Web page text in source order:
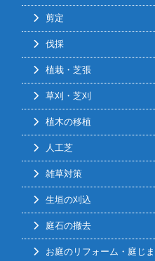
剪定
伐採
植栽・芝張
草刈・芝刈
植木の移植
人工芝
雑草対策
生垣の刈込
庭石の撤去
お庭のリフォーム・庭じ